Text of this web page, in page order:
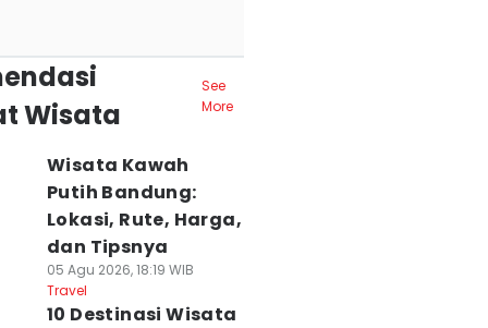
Wisata
See
More
Wisata Kawah
Putih Bandung:
Lokasi, Rute, Harga,
dan Tipsnya
05 Agu 2026, 18:19 WIB
Travel
10 Destinasi Wisata